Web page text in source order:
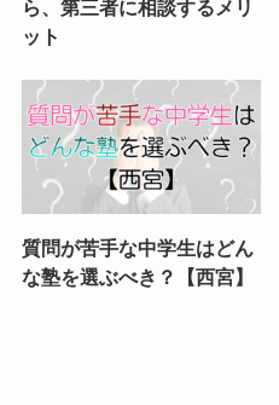
ら、第三者に相談するメリ
ット
質問が苦手な中学生はどん
な塾を選ぶべき？【西宮】